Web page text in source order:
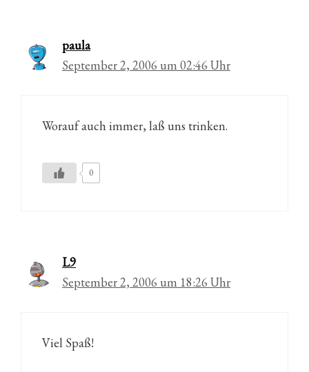
paula
September 2, 2006 um 02:46 Uhr
Worauf auch immer, laß uns trinken.
0
L9
September 2, 2006 um 18:26 Uhr
Viel Spaß!